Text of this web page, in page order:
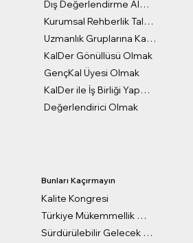
Bunları Kaçırmayın
Kalite Kongresi
Türkiye Mükemmellik Ödülleri
Sürdürülebilir Gelecek Ödülleri
Dış Değerlendirme Almak
Kurumsal Rehberlik Talep Formu
Uzmanlık Gruplarına Katılmak
KalDer Gönüllüsü Olmak
GençKal Üyesi Olmak
KalDer ile İş Birliği Yapmak
Değerlendirici Olmak